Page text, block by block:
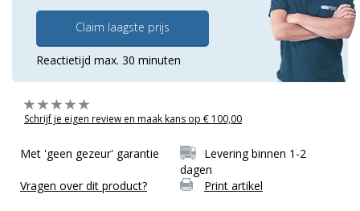
Claim laagste prijs
Reactietijd max. 30 minuten
Schrijf je eigen review en maak kans op € 100,00
Met 'geen gezeur' garantie
Levering binnen 1-2
dagen
Vragen over dit product?
Print artikel